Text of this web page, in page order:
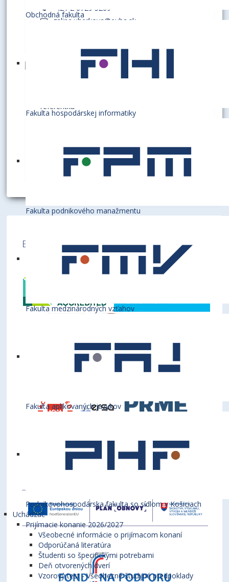
Obchodná fakulta
Fakulta hospodárskej informatiky
Fakulta podnikového manažmentu
Fakulta medzinárodných vzťahov
Fakulta aplikovaných jazykov
Podnikovohospodárska fakulta so sídlom v Košiciach
Uchádzač
Prijímacie konanie 2026/2027
Všeobecné informácie o prijímacom konaní
Odporúčaná literatúra
Študenti so špecifickými potrebami
Deň otvorených dverí
Vzorový test - Všeobecné študijné predpoklady
+421 2 6729 5269
galina.uherkova@euba.sk
referentka
maria.hiebschova@euba.sk
Ekonomická univerzita v Bratislave je členom
týchto medzinárodných inštitúcií